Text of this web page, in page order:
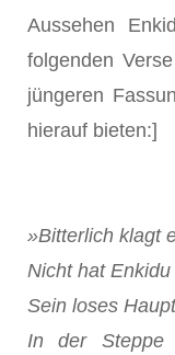
Aussehen
folgenden
jüngeren
hierauf bieten:]
»Bitterlich klagt
Nicht hat
Sein loses
In der